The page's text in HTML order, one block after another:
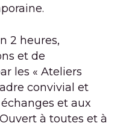
2 heures,
et de
les « Ateliers
convivial et
et aux
à toutes et à